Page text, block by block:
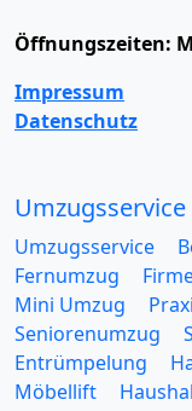
Öffnungszeiten:
Impressum
Datenschutz
Umzugsservice
Umzugsservice
Fernumzug
Mini Umzug
Seniorenumzug
Entrümpelung
Möbellift